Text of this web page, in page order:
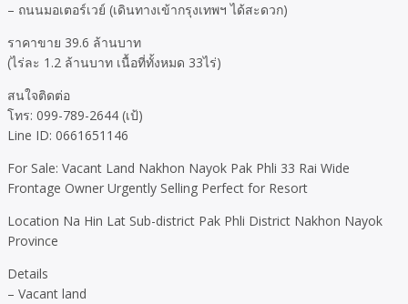
– ถนนมอเตอร์เวย์ (เดินทางเข้ากรุงเทพฯ ได้สะดวก)
ราคาขาย 39.6 ล้านบาท
(ไร่ละ 1.2 ล้านบาท เนื้อที่ทั้งหมด 33ไร่)
สนใจติดต่อ
โทร: 099-789-2644 (เป้)
Line ID: 0661651146
For Sale: Vacant Land Nakhon Nayok Pak Phli 33 Rai Wide
Frontage Owner Urgently Selling Perfect for Resort
Location Na Hin Lat Sub-district Pak Phli District Nakhon Nayok
Province
Details
– Vacant land